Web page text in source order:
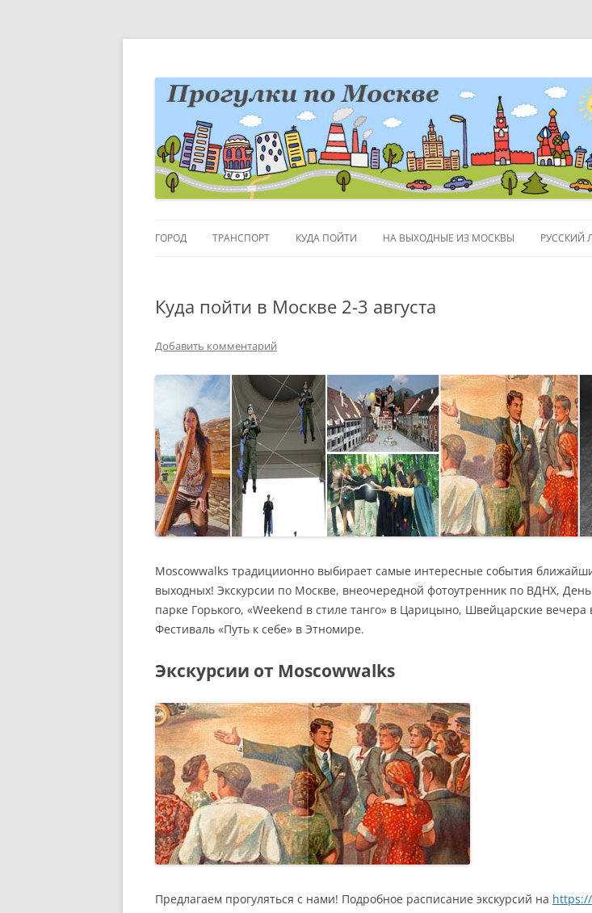
Перейти
ГОРОД
ГОРОДСКИЕ ДЕТАЛИ
ТРАНСПОРТ КУДА ПОЙТИ
МУЗЕИ
НА ВЫХОДНЫЕ ИЗ МОСКВЫ РУССКИЙ
Куда пойти в Москве 2-3 августа
Добавить комментарий
Moscowwalks традициионно выбирает самые интересные события
выходных! Экскурсии по Москве, внеочередной фотоутренник по ВДНХ,
парке Горького, «Weekend в стиле танго» в Царицыно, Швейцарские вечера
Фестиваль «Путь к себе» в Этномире.
Экскурсии от Moscowwalks
Предлагаем прогуляться с нами! Подробное расписание экскурсий на